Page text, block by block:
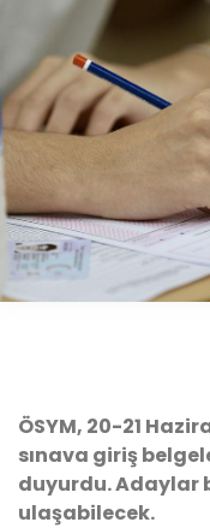
ÖSYM, 20-21
sınava giriş
duyurdu. Adaylar
ulaşabilecek.